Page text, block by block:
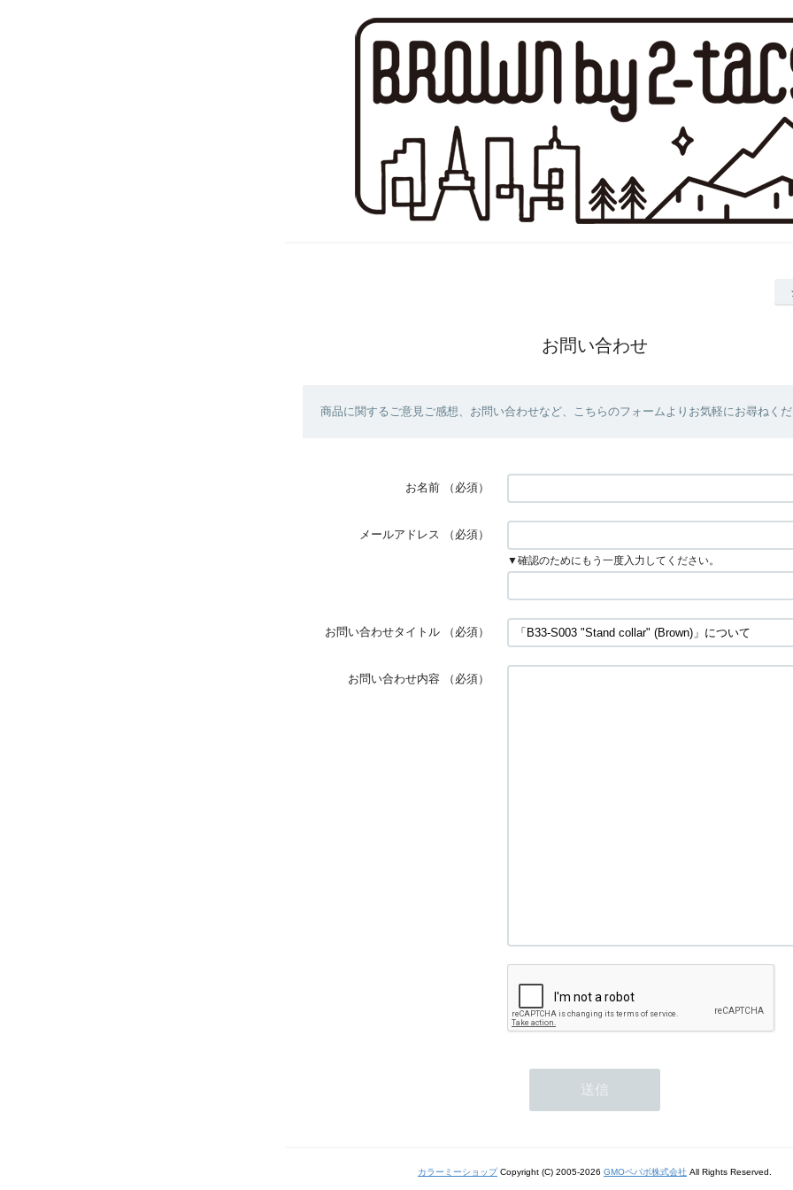
お問い合わせ
商品に関するご意見ご感想、お問い合わせなど、こちらのフォームよりお気軽にお尋ねく
お名前 （必須）
メールアドレス （必須）
▼確認のためにもう一度入力してください。
お問い合わせタイトル （必須）
お問い合わせ内容 （必須）
カラーミーショップCopyright (C) 2005-2026 GMOペパボ株式会社 All Rights Reserved.